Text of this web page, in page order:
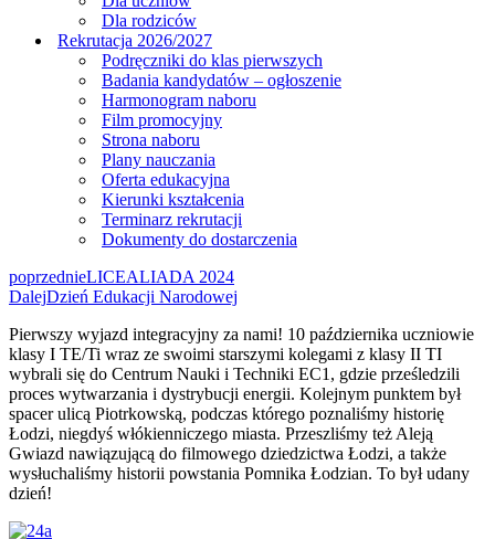
Dla rodziców
Rekrutacja 2026/2027
Podręczniki do klas pierwszych
Badania kandydatów – ogłoszenie
Harmonogram naboru
Film promocyjny
Strona naboru
Plany nauczania
Oferta edukacyjna
Kierunki kształcenia
Terminarz rekrutacji
Dokumenty do dostarczenia
poprzednieLICEALIADA 2024
DalejDzień Edukacji Narodowej
Pierwszy wyjazd integracyjny za nami! 10 października uczniowie
klasy I TE/Ti wraz ze swoimi starszymi kolegami z klasy II TI
wybrali się do Centrum Nauki i Techniki EC1, gdzie prześledzili
proces wytwarzania i dystrybucji energii. Kolejnym punktem był
spacer ulicą Piotrkowską, podczas którego poznaliśmy historię
Łodzi, niegdyś włókienniczego miasta. Przeszliśmy też Aleją
Gwiazd nawiązującą do filmowego dziedzictwa Łodzi, a także
wysłuchaliśmy historii powstania Pomnika Łodzian. To był udany
dzień!